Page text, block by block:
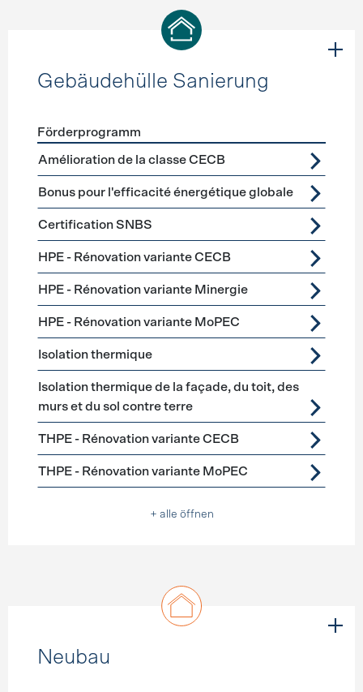
Gebäudehülle Sanierung
Förderprogramme Gebäudehülle Sanierung
Förderprogramm
Amélioration de la classe CECB
Bonus pour l'efficacité énergétique globale
Certification SNBS
HPE - Rénovation variante CECB
HPE - Rénovation variante Minergie
HPE - Rénovation variante MoPEC
Isolation thermique
Isolation thermique de la façade, du toit, des
murs et du sol contre terre
THPE - Rénovation variante CECB
THPE - Rénovation variante MoPEC
+ alle öffnen
Neubau